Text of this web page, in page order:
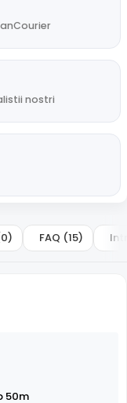
nostri
FAQ (15)
50m